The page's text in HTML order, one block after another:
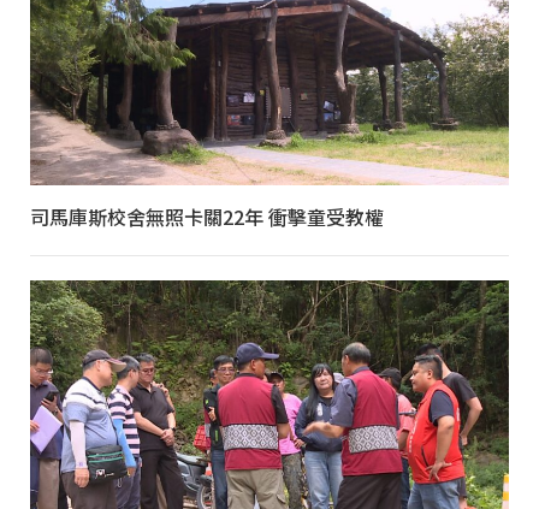
司馬庫斯校舍無照卡關22年 衝擊童受教權